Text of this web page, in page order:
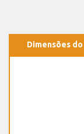
Dimensões